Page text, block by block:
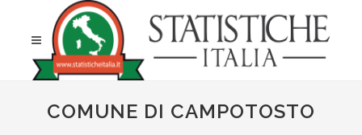
COMUNE DI CAMPOTOSTO